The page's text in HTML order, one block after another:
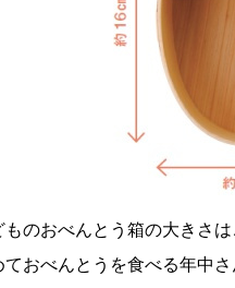
ものおべんとう箱の大きさ
ておべんとうを食べる年中